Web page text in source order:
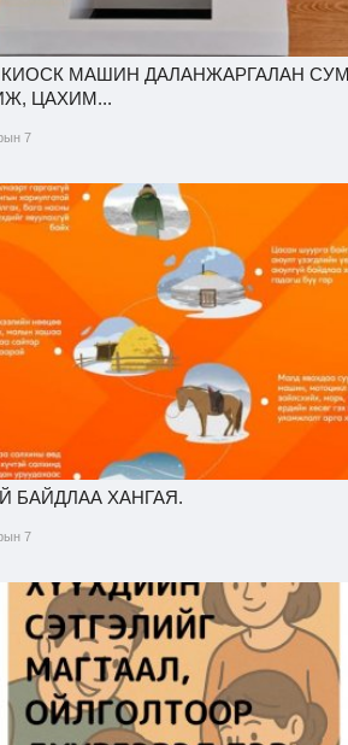
КИОСК МАШИН ДАЛАНЖАРГАЛАН
ЦАХИМ...
7
БАЙДЛАА ХАНГАЯ.
7